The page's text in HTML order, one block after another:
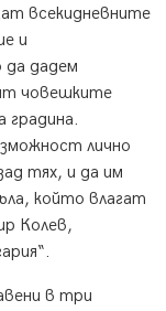
всекидневните
и
да дадем
човешките
лично
тях, и да им
който влагат
Колев,
в три